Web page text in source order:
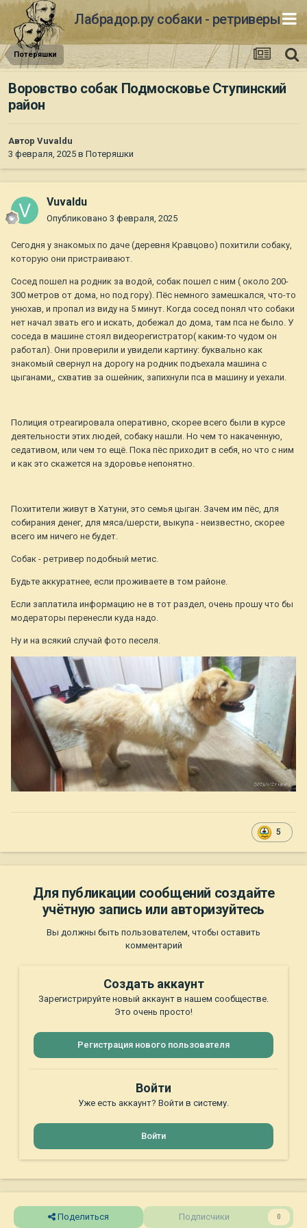
Лабрадор.ру собаки - ретриверы
Потеряшки
Воровство собак Подмосковье Ступинский
район
Автор Vuvaldu
3 февраля, 2025 в Потеряшки
Vuvaldu
Опубликовано 3 февраля, 2025
Сегодня у знакомых по даче (деревня Кравцово) похитили собаку,
которую они пристраивают.
Сосед пошел на родник за водой, собак пошел с ним ( около 200-
300 метров от дома, но под гору). Пёс немного замешкался, что-то
унюхав, и пропал из виду на 5 минут. Когда сосед понял что собаки
нет начал звать его и искать, добежал до дома, там пса не было. У
соседа в машине стоял видеорегистратор( каким-то чудом он
работал). Они проверили и увидели картину: буквально как
знакомый свернул на дорогу на родник подъехала машина с
цыганами,, схватив за ошейник, запихнули пса в машину и уехали.
Полиция отреагировала оперативно, скорее всего были в курсе
деятельности этих людей, собаку нашли. Но чем то накаченную,
седативом, или чем то ещё. Пока пёс приходит в себя, но что с ним
и как это скажется на здоровье непонятно.
Похитители живут в Хатуни, это семья цыган. Зачем им пёс, для
собирания денег, для мяса/шерсти, выкупа - неизвестно, скорее
всего им ничего не будет.
Собак - ретривер подобный метис.
Будьте аккуратнее, если проживаете в том районе.
Если заплатила информацию не в тот раздел, очень прошу что бы
модераторы перенесли куда надо.
Ну и на всякий случай фото песеля.
5
Для публикации сообщений создайте
учётную запись или авторизуйтесь
Вы должны быть пользователем, чтобы оставить
комментарий
Создать аккаунт
Зарегистрируйте новый аккаунт в нашем сообществе.
Это очень просто!
Регистрация нового пользователя
Войти
Уже есть аккаунт? Войти в систему.
Войти
Поделиться Подписчики 0